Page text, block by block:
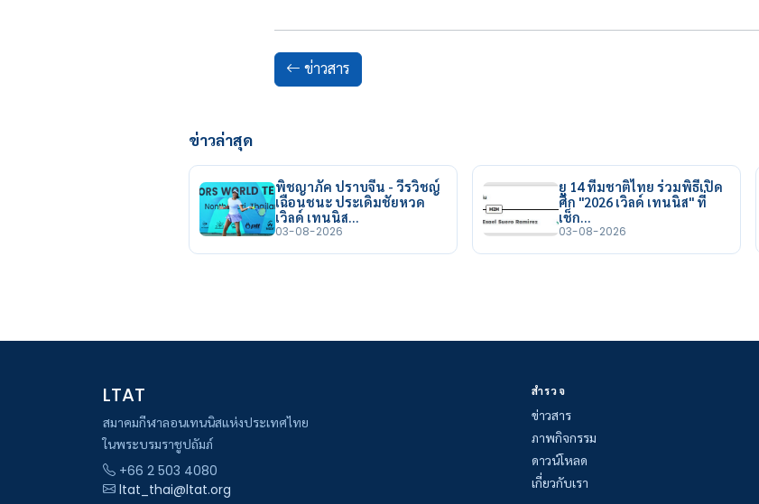
ข่าวสาร
ข่าวล่าสุด
พิชญาภัค ปราบจีน - วีรวิชญ์
เฉือนชนะ ประเดิมชัยหวด
เวิลด์ เทนนิส…
03-08-2026
ยู 14 ทีมชาติไทย ร่วมพิธีเปิด
ศึก "2026 เวิลด์ เทนนิส" ที่
เช็ก…
03-08-2026
LTAT
สมาคมกีฬาลอนเทนนิสแห่งประเทศไทย
ในพระบรมราชูปถัมภ์
+66 2 503 4080
ltat_thai@ltat.org
สำรวจ
ข่าวสาร
ภาพกิจกรรม
ดาวน์โหลด
เกี่ยวกับเรา